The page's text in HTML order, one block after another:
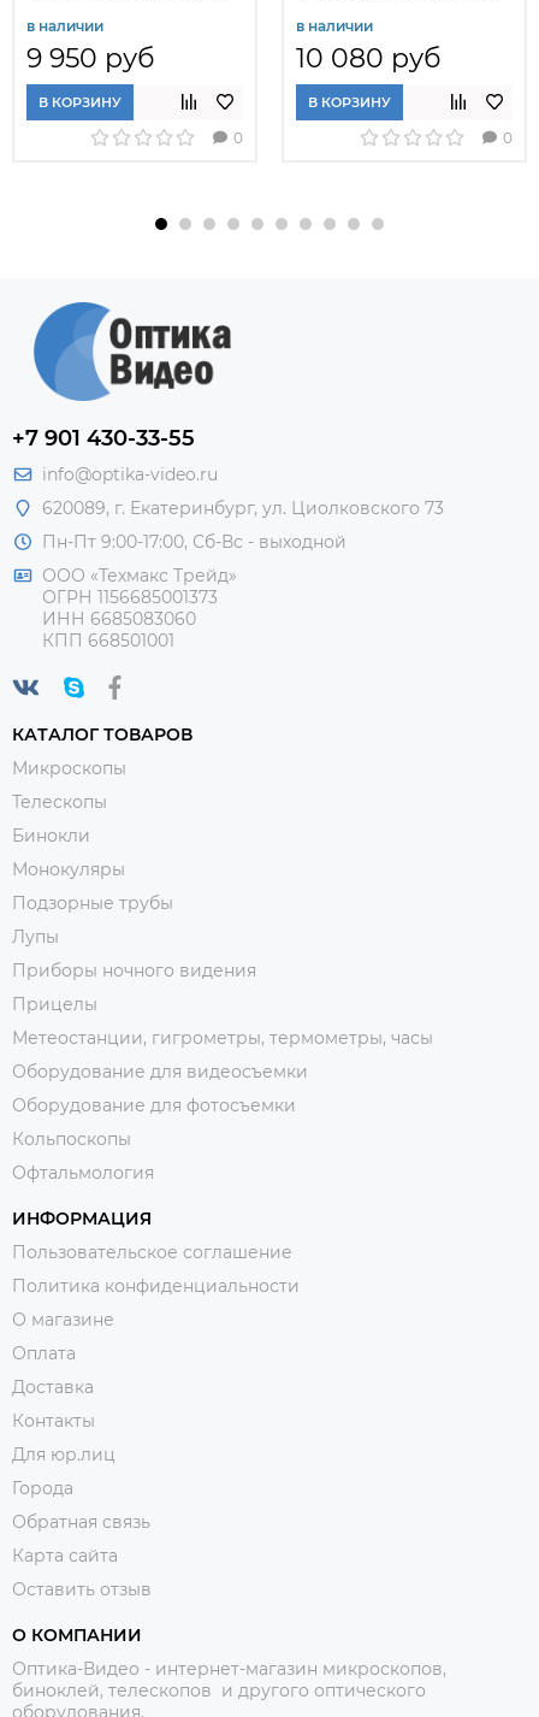
в наличии
9 950 руб
В КОРЗИНУ
0
в наличии
10 080 руб
В КОРЗИНУ
0
+7 901 430-33-55
info@optika-video.ru
620089, г. Екатеринбург, ул. Циолковского 73
Пн-Пт 9:00-17:00, Сб-Вс - выходной
ООО «Техмакс Трейд»
ОГРН 1156685001373
ИНН 6685083060
КПП 668501001
КАТАЛОГ ТОВАРОВ
Микроскопы
Телескопы
Бинокли
Монокуляры
Подзорные трубы
Лупы
Приборы ночного видения
Прицелы
Метеостанции, гигрометры, термометры, часы
Оборудование для видеосъемки
Оборудование для фотосъемки
Кольпоскопы
Офтальмология
ИНФОРМАЦИЯ
Пользовательское соглашение
Политика конфиденциальности
О магазине
Оплата
Доставка
Контакты
Для юр.лиц
Города
Обратная связь
Карта сайта
Оставить отзыв
О КОМПАНИИ
Оптика-Видео - интернет-магазин микроскопов,
биноклей, телескопов и другого оптического
оборудования.